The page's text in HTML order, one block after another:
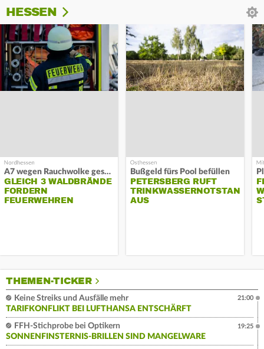
HESSEN
A7 wegen Rauchwolke gesperrt
GLEICH 3 WALDBRÄNDE
FORDERN
FEUERWEHREN
Bußgeld fürs Pool befüllen
PETERSBERG RUFT
TRINKWASSERNOTSTAND
AUS
THEMEN-TICKER
Keine Streiks und Ausfälle mehr
TARIFKONFLIKT BEI LUFTHANSA ENTSCHÄRFT
21:00
FFH-Stichprobe bei Optikern
SONNENFINSTERNIS-BRILLEN SIND MANGELWARE
19:25